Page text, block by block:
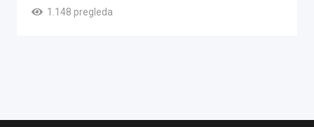
1.148 pregleda